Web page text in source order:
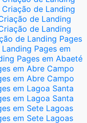
Criação de Landing
de Landing
de Landing
de Landing Pages
Pages em
Pages em Abaeté
em Abre Campo
em Abre Campo
em Lagoa Santa
em Lagoa Santa
em Sete Lagoas
em Sete Lagoas